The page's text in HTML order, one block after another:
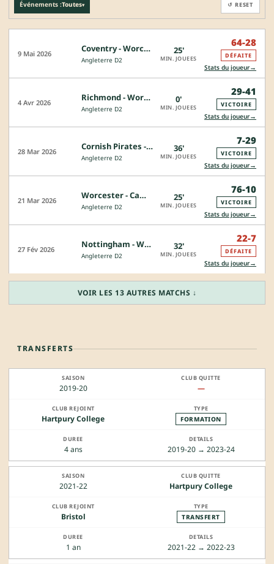
Événements :Toutes▾ ↺ RESET
9 Mai 2026 Coventry - Worcester
Angleterre D2
25'
MIN. JOUEES
64-28
DÉFAITE
Stats du joueur→
4 Avr 2026 Richmond - Worcester
Angleterre D2
0'
MIN. JOUEES
29-41
VICTOIRE
Stats du joueur→
28 Mar 2026 Cornish Pirates - Worcester
Angleterre D2
36'
MIN. JOUEES
7-29
VICTOIRE
Stats du joueur→
21 Mar 2026 Worcester - Cambridge
Angleterre D2
25'
MIN. JOUEES
76-10
VICTOIRE
Stats du joueur→
27 Fév 2026 Nottingham - Worcester
Angleterre D2
32'
MIN. JOUEES
22-7
DÉFAITE
Stats du joueur→
VOIR LES 13 AUTRES MATCHS ↓
TRANSFERTS
2019-20 —
Hartpury College FORMATION
4 ans 2019-20 → 2023-24
2021-22 Hartpury College
Bristol TRANSFERT
1 an 2021-22 → 2022-23